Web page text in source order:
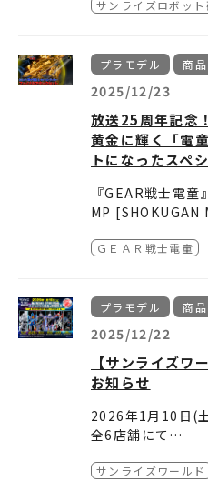
デル。
・各成形色と彩色
予約受付締切：
予約サイト：
R4R
軽ウォーカーマシ
［レッグ・タイプ
タイプ］​
「HG 1/144 ドラ
始です！
サンライズロボット
プラモデル 商品
2025/12/23
放送25周年記念
黄金に輝く「電
トになったスペ
『GEAR戦士電
MP [SHOKUGAN
ファイナルアタッ
シールを追加して
り、ダイナミック
バスピナー」の計
プレミアムバンダ
・商品名：SMP
OJECT] GEAR戦
ーファイナルアタ
ダイ限定】
・価格（税抜）：
・サイズ：全高
・発売日：2026年
ご予約はこちら▶
ＧＥＡＲ戦士電童
プラモデル 商品
2025/12/22
【サンライズワ
お知らせ
2026年1月10日(
全6店舗にて
を店頭販売します
⚠️ご注意
サンライズワールド